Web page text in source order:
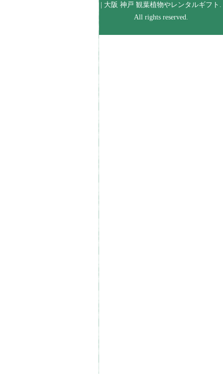
| 大阪 神戸 観葉植物やレンタルギフト.
All rights reserved.